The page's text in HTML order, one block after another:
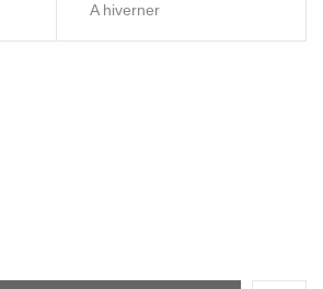
A hiverner